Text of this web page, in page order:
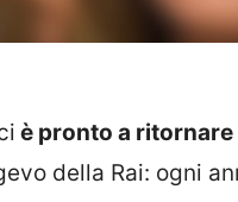
è pronto a
della Rai: ogni